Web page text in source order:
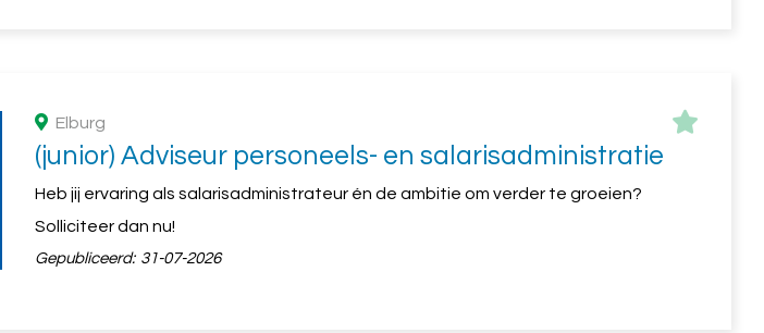
Elburg
(junior) Adviseur personeels- en salarisadministratie
Heb jij ervaring als salarisadministrateur én de ambitie om verder te groeien?
Solliciteer dan nu!
Gepubliceerd: 31-07-2026